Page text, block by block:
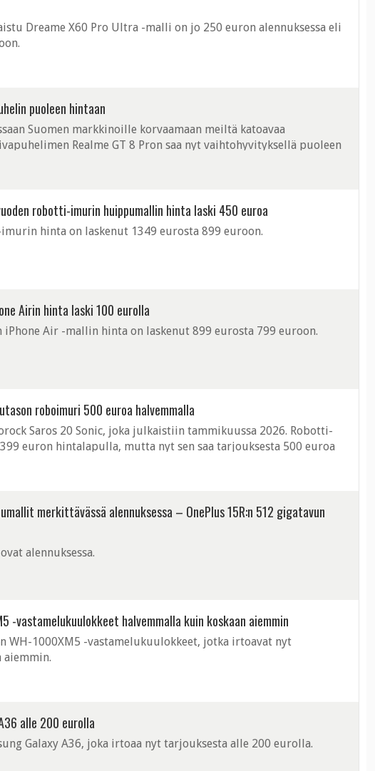
Dreame X60 Pro Ultra -malli on jo 250 euron alennuksessa eli
puoleen hintaan
Suomen markkinoille korvaamaan meiltä katoavaa
Realme GT 8 Pron saa nyt vaihtohyvityksellä puoleen
robotti-imurin huippumallin hinta laski 450 euroa
hinta on laskenut 1349 eurosta 899 euroon.
Airin hinta laski 100 eurolla
iPhone Air -mallin hinta on laskenut 899 eurosta 799 euroon.
roboimuri 500 euroa halvemmalla
Saros 20 Sonic, joka julkaistiin tammikuussa 2026. Robotti-
euron hintalapulla, mutta nyt sen saa tarjouksesta 500 euroa
merkittävässä alennuksessa – OnePlus 15R:n 512 gigatavun
alennuksessa.
-vastamelukuulokkeet halvemmalla kuin koskaan aiemmin
WH-1000XM5 -vastamelukuulokkeet, jotka irtoavat nyt
aiemmin.
alle 200 eurolla
Galaxy A36, joka irtoaa nyt tarjouksesta alle 200 eurolla.